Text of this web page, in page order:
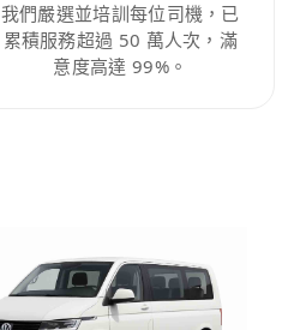
我們嚴選並培訓每位司機，已
累積服務超過 50 萬人次，滿
意度高達 99%。